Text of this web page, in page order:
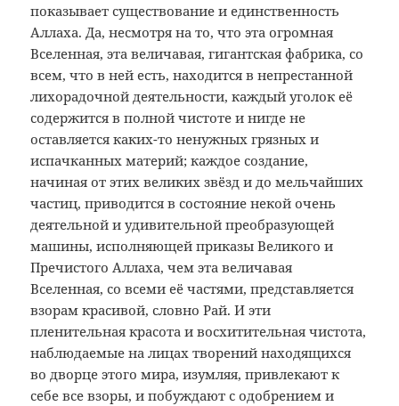
показывает существование и единственность
Аллаха. Да, несмотря на то, что эта огромная
Вселенная, эта величавая, гигантская фабрика, со
всем, что в ней есть, находится в непрестанной
лихорадочной деятельности, каждый уголок её
содержится в полной чистоте и нигде не
оставляется каких-то ненужных грязных и
испачканных материй; каждое создание,
начиная от этих великих звёзд и до мельчайших
частиц, приводится в состояние некой очень
деятельной и удивительной преобразующей
машины, исполняющей приказы Великого и
Пречистого Аллаха, чем эта величавая
Вселенная, со всеми её частями, представляется
взорам красивой, словно Рай. И эти
пленительная красота и восхитительная чистота,
наблюдаемые на лицах творений находящихся
во дворце этого мира, изумляя, привлекают к
себе все взоры, и побуждают с одобрением и